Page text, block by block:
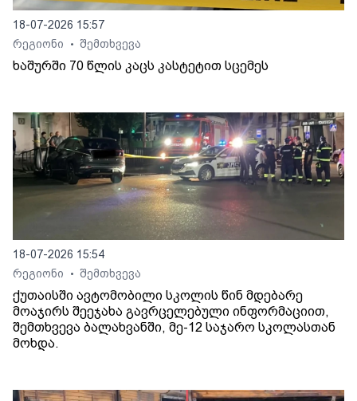
18-07-2026 15:57
რეგიონი
• შემთხვევა
ხაშურში 70 წლის კაცს კასტეტით სცემეს
18-07-2026 15:54
რეგიონი
• შემთხვევა
ქუთაისში ავტომობილი სკოლის წინ მდებარე
მოაჯირს შეეჯახა გავრცელებული ინფორმაციით,
შემთხვევა ბალახვანში, მე-12 საჯარო სკოლასთან
მოხდა.